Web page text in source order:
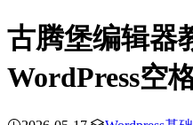
古腾堡编辑器
WordPress空